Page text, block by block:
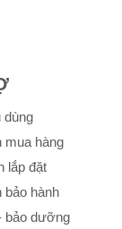
dùng
mua hàng
lắp đặt
bảo hành
bảo dưỡng